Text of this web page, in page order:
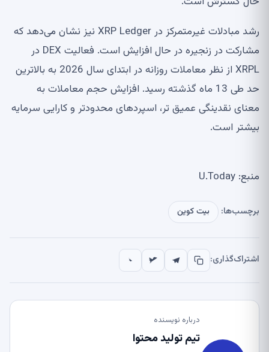
رشد مبادلات غیرمتمرکز در XRP Ledger نیز نشان می‌دهد که
مشارکت در زنجیره در حال افزایش است. فعالیت DEX در
XRPL از نظر معاملات روزانه در ابتدای سال 2026 به بالاترین
حد طی 13 ماه گذشته رسید. افزایش حجم معاملات به
معنای نقدینگی عمیق تر، اسپردهای محدودتر و کارایی سرمایه
بیشتر است.
منبع: U.Today
برچسب‌ها: بیت کوین
اشتراک‌گذاری:
درباره نویسنده
تیم تولید محتوا